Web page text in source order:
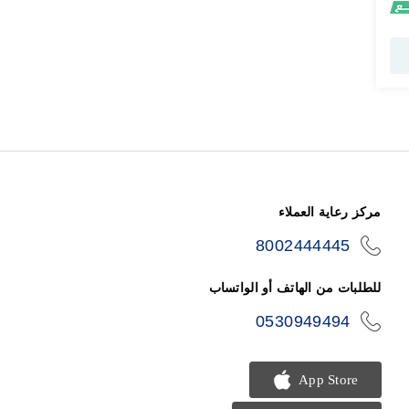
مركز رعاية العملاء
8002444445
للطلبات من الهاتف أو الواتساب
0530949494